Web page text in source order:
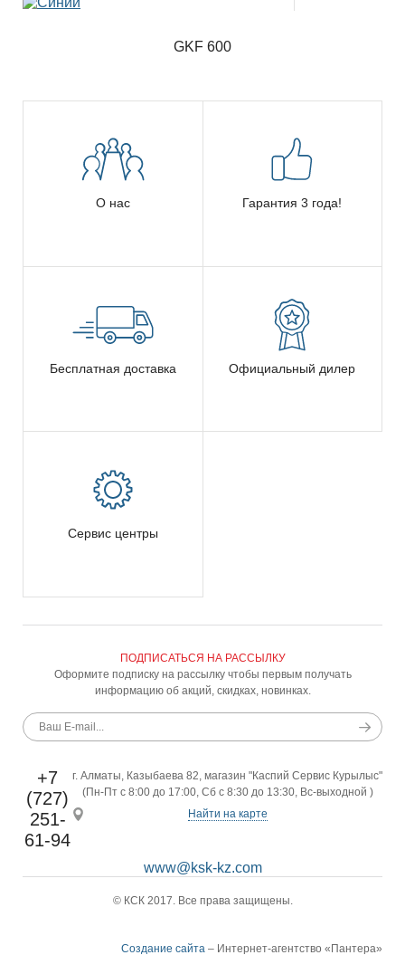
GKF 600
О нас Гарантия 3 года!
Бесплатная доставка Официальный дилер
Сервис центры
ПОДПИСАТЬСЯ НА РАССЫЛКУ
Оформите подписку на рассылку чтобы первым получать
информацию об акций, скидках, новинках.
г. Алматы, Казыбаева 82, магазин "Каспий Сервис Курылыс"
(Пн-Пт с 8:00 до 17:00, Сб с 8:30 до 13:30, Вс-выходной )
Найти на карте
+7
(727)
251-
61-94
www@ksk-kz.com
© КСК 2017. Все права защищены.
Создание сайта – Интернет-агентство «Пантера»